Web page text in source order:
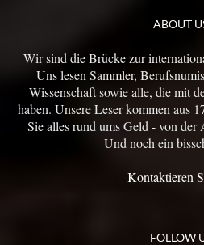
ABOUT
Wir sind die Brücke zur
Uns lesen Sammler,
Wissenschaft sowie alle, die mit
haben. Unsere Leser kommen aus
Sie alles rund ums Geld - von
Und noch ein
Kontaktieren
FOLLOW